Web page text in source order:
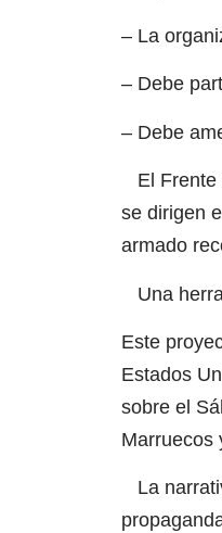
– La
– Debe
– Debe
El Frente
se dirigen
armado
Una
Este
Estados
sobre el
Marruecos
La